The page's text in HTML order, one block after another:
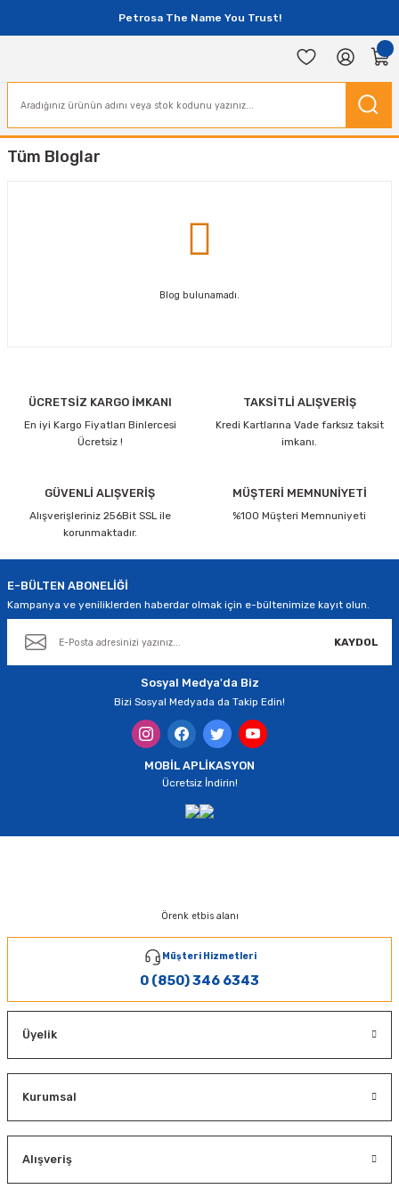
Petrosa The Name You Trust!
Tüm Bloglar
Blog bulunamadı.
ÜCRETSİZ KARGO İMKANI
En iyi Kargo Fiyatları Binlercesi
Ücretsiz !
TAKSİTLİ ALIŞVERİŞ
Kredi Kartlarına Vade farksız taksit
imkanı.
GÜVENLİ ALIŞVERİŞ
Alışverişleriniz 256Bit SSL ile
korunmaktadır.
MÜŞTERİ MEMNUNİYETİ
%100 Müşteri Memnuniyeti
E-BÜLTEN ABONELİĞİ
Kampanya ve yeniliklerden haberdar olmak için e-bültenimize kayıt olun.
KAYDOL
Sosyal Medya'da Biz
Bizi Sosyal Medyada da Takip Edin!
MOBİL APLİKASYON
Ücretsiz İndirin!
Örenk etbis alanı
Müşteri Hizmetleri
0 (850) 346 6343
Üyelik
Kurumsal
Alışveriş